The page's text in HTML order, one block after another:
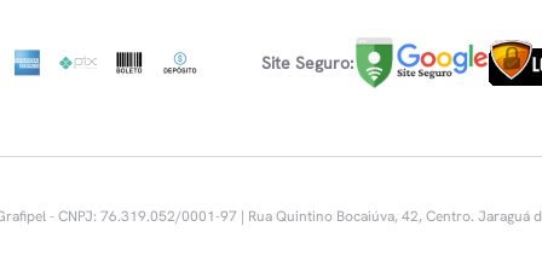
Site Seguro:
- CNPJ: 76.319.052/0001-97 | Rua Quintino Bocaiúva, 42, Centro. Jaraguá